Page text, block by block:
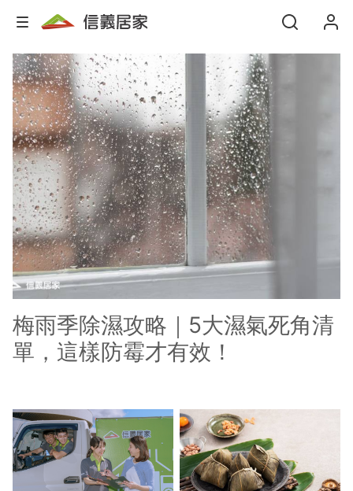
梅雨季除濕攻略｜5大濕氣死角清
單，這樣防霉才有效！